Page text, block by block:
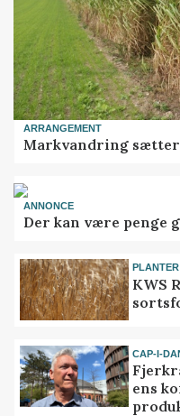
ARRANGEMENT
Markvandring
ANNONCE
Der kan være penge
PLANTER
KWS
CAP-I-
ens